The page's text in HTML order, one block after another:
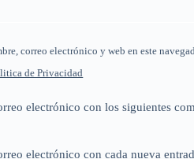
correo electrónico y web en este
de Privacidad
electrónico con los siguientes
electrónico con cada nueva